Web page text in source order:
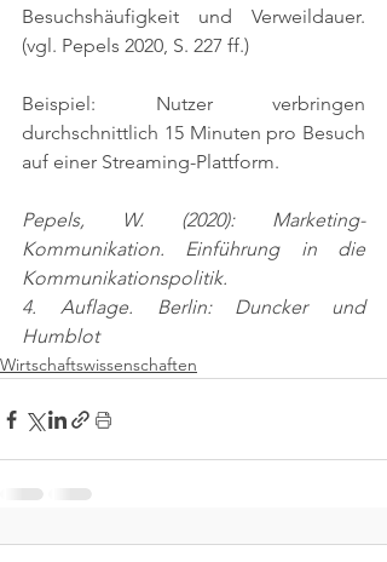
(vgl. Pepels 2020, S. 227 ff.)
Beispiel: Nutzer verbringen
durchschnittlich 15 Minuten pro Besuch
auf einer Streaming-Plattform.
Pepels, W. (2020): Marketing-
Kommunikation. Einführung in die
Kommunikationspolitik.
4. Auflage. Berlin: Duncker und
Humblot
Wirtschaftswissenschaften